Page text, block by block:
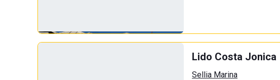
Lido Costa Jonica
Sellia Marina